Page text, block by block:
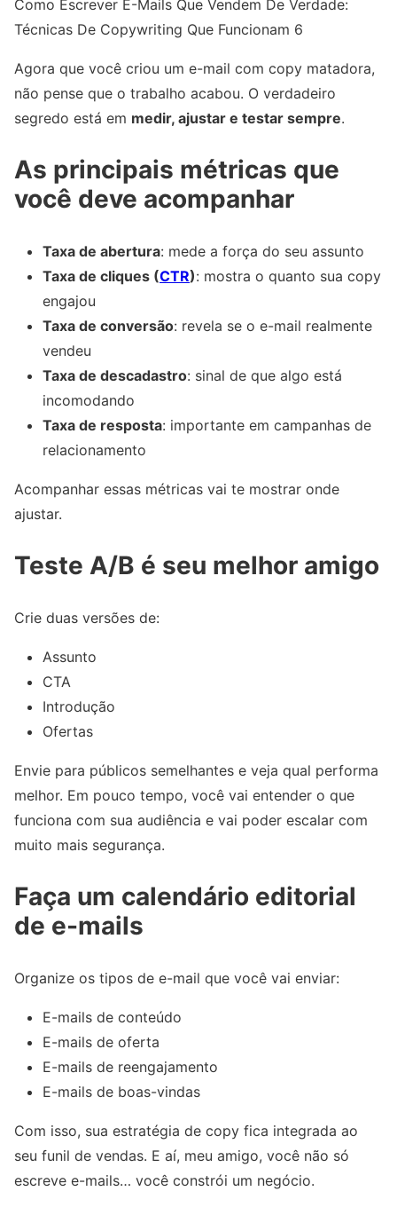
Como Escrever E-Mails Que Vendem De Verdade:
Técnicas De Copywriting Que Funcionam 6
Agora que você criou um e-mail com copy matadora,
não pense que o trabalho acabou. O verdadeiro
segredo está em medir, ajustar e testar sempre.
As principais métricas que
você deve acompanhar
Taxa de abertura: mede a força do seu assunto
Taxa de cliques (CTR): mostra o quanto sua copy
engajou
Taxa de conversão: revela se o e-mail realmente
vendeu
Taxa de descadastro: sinal de que algo está
incomodando
Taxa de resposta: importante em campanhas de
relacionamento
Acompanhar essas métricas vai te mostrar onde
ajustar.
Teste A/B é seu melhor amigo
Crie duas versões de:
Assunto
CTA
Introdução
Ofertas
Envie para públicos semelhantes e veja qual performa
melhor. Em pouco tempo, você vai entender o que
funciona com sua audiência e vai poder escalar com
muito mais segurança.
Faça um calendário editorial
de e-mails
Organize os tipos de e-mail que você vai enviar:
E-mails de conteúdo
E-mails de oferta
E-mails de reengajamento
E-mails de boas-vindas
Com isso, sua estratégia de copy fica integrada ao
seu funil de vendas. E aí, meu amigo, você não só
escreve e-mails… você constrói um negócio.